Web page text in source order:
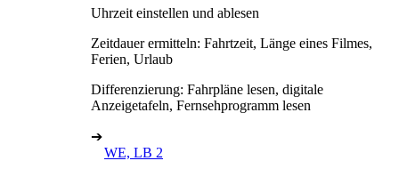
Uhrzeit einstellen und ablesen
Zeitdauer ermitteln: Fahrtzeit, Länge eines Filmes,
Ferien, Urlaub
Differenzierung: Fahrpläne lesen, digitale
Anzeigetafeln, Fernsehprogramm lesen
➔
WE, LB 2